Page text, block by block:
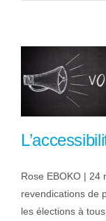
Rose EBOKO | 24
revendications de
les élections à